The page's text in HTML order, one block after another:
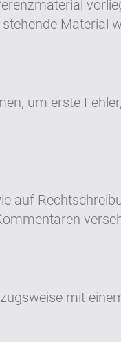
Material
um erste
auf
mit